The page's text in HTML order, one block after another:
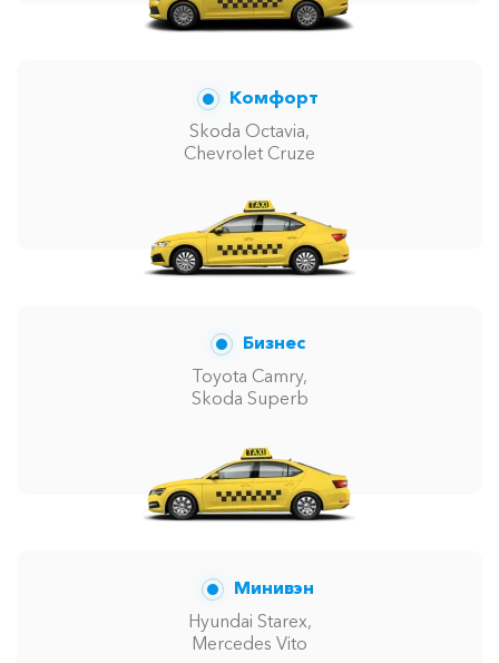
Комфорт
Skoda Octavia,
Chevrolet Cruze
Бизнес
Toyota Camry,
Skoda Superb
Минивэн
Hyundai Starex,
Mercedes Vito